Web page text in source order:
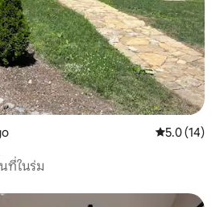
คะแนนเฉลี่ย
5.0 (14)
ที่ในร่ม